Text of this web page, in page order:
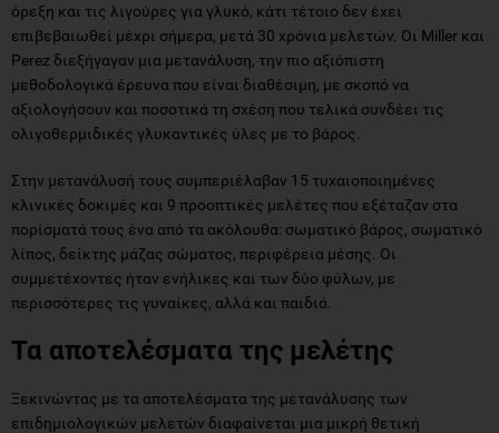
όρεξη και τις λιγούρες για γλυκό, κάτι τέτοιο δεν έχει
επιβεβαιωθεί μέχρι σήμερα, μετά 30 χρόνια μελετών. Οι Miller και
Perez διεξήγαγαν μια μετανάλυση, την πιο αξιόπιστη
μεθοδολογικά έρευνα που είναι διαθέσιμη, με σκοπό να
αξιολογήσουν και ποσοτικά τη σχέση που τελικά συνδέει τις
ολιγοθερμιδικές γλυκαντικές ύλες με το βάρος.
Στην μετανάλυσή τους συμπεριέλαβαν 15 τυχαιοποιημένες
κλινικές δοκιμές και 9 προοπτικές μελέτες που εξέταζαν στα
πορίσματά τους ένα από τα ακόλουθα: σωματικό βάρος, σωματικό
λίπος, δείκτης μάζας σώματος, περιφέρεια μέσης. Οι
συμμετέχοντες ήταν ενήλικες και των δύο φύλων, με
περισσότερες τις γυναίκες, αλλά και παιδιά.
Τα αποτελέσματα της μελέτης
Ξεκινώντας με τα αποτελέσματα της μετανάλυσης των
επιδημιολογικών μελετών διαφαίνεται μια μικρή θετική